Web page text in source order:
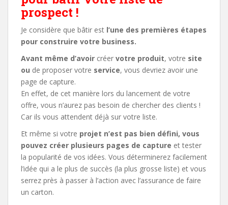
prospect !
Je considère que bâtir est l’une des premières étapes
pour construire votre business.
Avant même d’avoir créer votre produit, votre site
ou de proposer votre service, vous devriez avoir une
page de capture.
En effet, de cet manière lors du lancement de votre
offre, vous n’aurez pas besoin de chercher des clients !
Car ils vous attendent déjà sur votre liste.
Et même si votre projet n’est pas bien défini, vous
pouvez créer plusieurs pages de capture et tester
la popularité de vos idées. Vous déterminerez facilement
l’idée qui a le plus de succès (la plus grosse liste) et vous
serrez près à passer à l’action avec l’assurance de faire
un carton.